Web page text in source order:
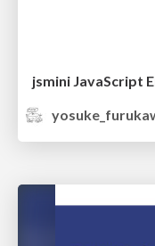
jsmini JavaScript